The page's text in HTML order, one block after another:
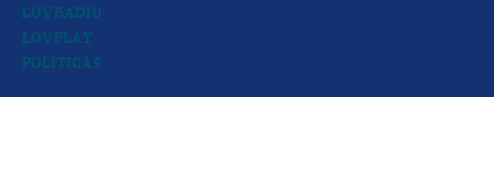
LOV RADIO
LOV PLAY
POLÍTICAS